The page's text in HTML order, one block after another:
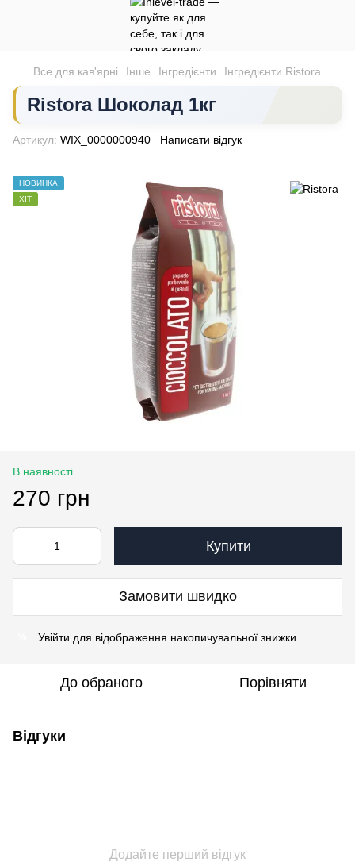
Все для кав'ярні Інше Інгредієнти Інгредієнти Ristora
Ristora Шоколад 1кг
Артикул: WIX_0000000940 Написати відгук
НОВИНКА
ХІТ
В наявності
270 грн
Купити
Замовити швидко
Увійти для відображення накопичувальної знижки
До обраного Порівняти
Відгуки
Додайте перший відгук